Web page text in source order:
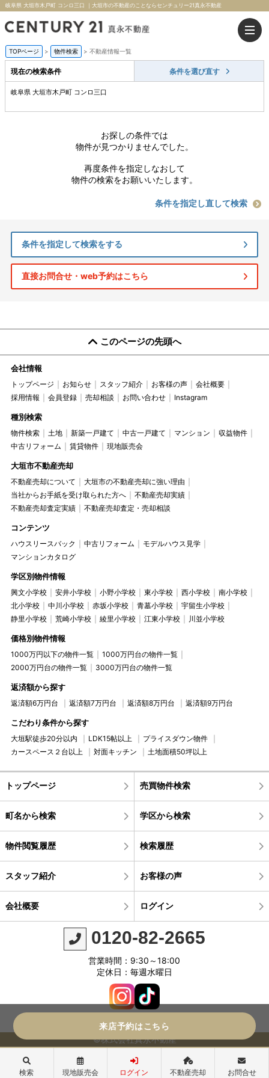
岐阜県 大垣市木戸町 コンロ三口 ｜大垣市の不動産のことならセンチュリー21真永不動産
TOPページ > 物件検索 > 不動産情報一覧
現在の検索条件 条件を選び直す
岐阜県 大垣市木戸町 コンロ三口
お探しの条件では
物件が見つかりませんでした。
再度条件を指定しなおして
物件の検索をお願いいたします。
条件を指定し直して検索
条件を指定して検索をする
直接お問合せ・web予約はこちら
このページの先頭へ
会社情報
トップページ お知らせ スタッフ紹介 お客様の声
会社概要
採用情報
会員登録 売却相談 お問い合わせ Instagram
種別検索
物件検索 土地 新築一戸建て 中古一戸建て マンション
収益物件
中古リフォーム
賃貸物件 現地販売会
大垣市不動産売却
不動産売却について
大垣市の不動産売却に強い理由
当社からお手紙を受け取られた方へ
不動産売却実績
不動産売却査定実績
不動産売却査定・売却相談
コンテンツ
ハウスリースバック 中古リフォーム
モデルハウス見学
マンションカタログ
学区別物件情報
興文小学校 安井小学校 小野小学校 東小学校 西小学校
南小学校
北小学校
中川小学校 赤坂小学校 青墓小学校
宇留生小学校
静里小学校
荒崎小学校 綾里小学校 江東小学校 川並小学校
価格別物件情報
1000万円以下の物件一覧
1000万円台の物件一覧
2000万円台の物件一覧
3000万円台の物件一覧
返済額から探す
返済額6万円台 返済額7万円台 返済額8万円台 返済額9万円台
こだわり条件から探す
大垣駅徒歩20分以内 LDK15帖以上
プライスダウン物件
カースペース２台以上
対面キッチン 土地面積50坪以上
トップページ 売買物件検索
町名から検索 学区から検索
物件閲覧履歴 検索履歴
スタッフ紹介 お客様の声
会社概要 ログイン
0120-82-2665
営業時間：9:30～18:00
定休日：毎週水曜日
©株式会社真永不動産
来店予約はこちら
検索 現地販売会 ログイン 不動産売却 お問合せ